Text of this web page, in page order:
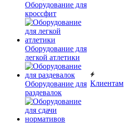
Оборудование для
кроссфит
Оборудование для
легкой атлетики
Оборудование для
раздевалок
Клиентам